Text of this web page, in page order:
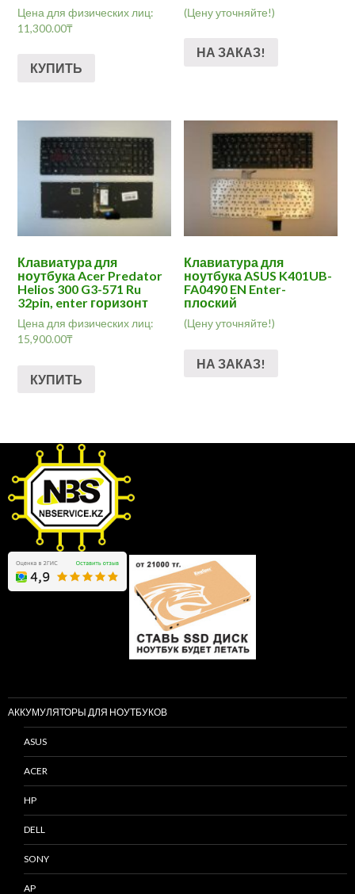
Цена для физических лиц:
11,300.00₸
КУПИТЬ
(Цену уточняйте!)
НА ЗАКАЗ!
Клавиатура для
ноутбука Acer Predator
Helios 300 G3-571 Ru
32pin, enter горизонт
Цена для физических лиц:
15,900.00₸
КУПИТЬ
Клавиатура для
ноутбука ASUS K401UB-
FA0490 EN Enter-
плоский
(Цену уточняйте!)
НА ЗАКАЗ!
АККУМУЛЯТОРЫ ДЛЯ НОУТБУКОВ
ASUS
ACER
HP
DELL
SONY
AP